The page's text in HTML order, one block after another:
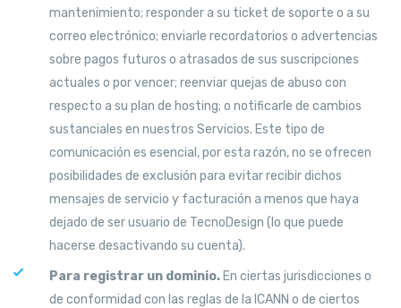
mantenimiento; responder a su ticket de soporte o a su
correo electrónico; enviarle recordatorios o advertencias
sobre pagos futuros o atrasados ​​de sus suscripciones
actuales o por vencer; reenviar quejas de abuso con
respecto a su plan de hosting; o notificarle de cambios
sustanciales en nuestros Servicios. Este tipo de
comunicación es esencial, por esta razón, no se ofrecen
posibilidades de exclusión para evitar recibir dichos
mensajes de servicio y facturación a menos que haya
dejado de ser usuario de TecnoDesign (lo que puede
hacerse desactivando su cuenta).
Para registrar un dominio. En ciertas jurisdicciones o
de conformidad con las reglas de la ICANN o de ciertos